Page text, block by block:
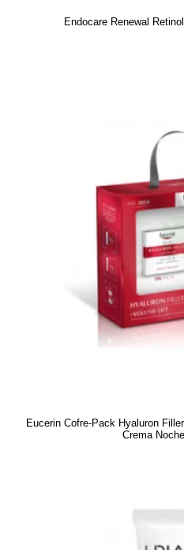
Endocare Renewal
Eucerin Cofre-Pack Hyaluron
Crema